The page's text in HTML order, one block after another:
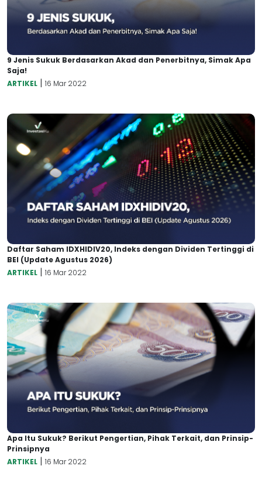
9 Jenis Sukuk Berdasarkan Akad dan Penerbitnya, Simak Apa
Saja!
ARTIKEL | 16 Mar 2022
Daftar Saham IDXHIDIV20, Indeks dengan Dividen Tertinggi di
BEI (Update Agustus 2026)
ARTIKEL | 16 Mar 2022
Apa Itu Sukuk? Berikut Pengertian, Pihak Terkait, dan Prinsip-
Prinsipnya
ARTIKEL | 16 Mar 2022